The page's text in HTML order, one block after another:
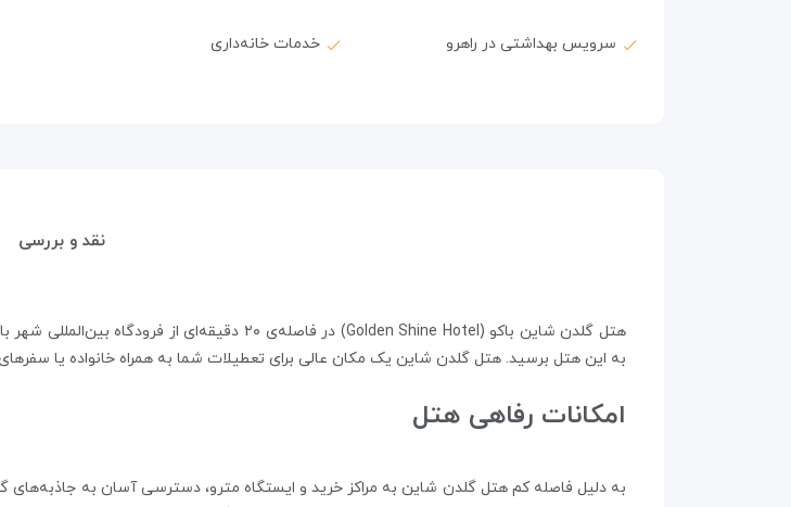
سرویس بهداشتی در راهرو خدمات خانه‌داری
نقد و بررسی
به این هتل برسید. هتل گلدن شاین یک مکان عالی برای تعطیلات شما به همراه خانواده یا
امکانات رفاهی هتل